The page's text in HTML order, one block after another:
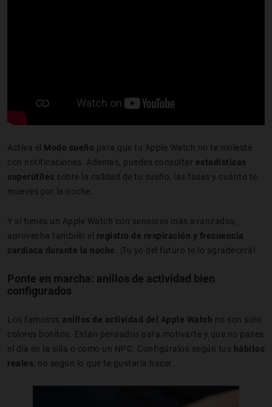
Activa el Modo sueño para que tu Apple Watch no te moleste
con notificaciones. Además, puedes consultar estadísticas
superútiles sobre la calidad de tu sueño, las fases y cuánto te
mueves por la noche.
Y si tienes un Apple Watch con sensores más avanzados,
aprovecha también el registro de respiración y frecuencia
cardiaca durante la noche. ¡Tu yo del futuro te lo agradecerá!
Ponte en marcha: anillos de actividad bien
configurados
Los famosos anillos de actividad del Apple Watch no son solo
colores bonitos. Están pensados para motivarte y que no pases
el día en la silla o como un NPC. Configúralos según tus hábitos
reales, no según lo que te gustaría hacer.